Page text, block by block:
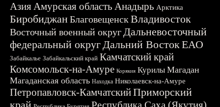
АзияАмурская область Анадырь Арктика
БиробиджанБлаговещенскВладивосток
Восточный военный округДальневосточный
федеральный округДальний ВостокЕАО
Забайкалье Забайкальский край Камчатский край
Комсомольск-на-Амуре Корякия Курилы Магадан
Магаданская область Находка Николаевск-на-Амуре
Петропавловск-КамчатскийПриморский